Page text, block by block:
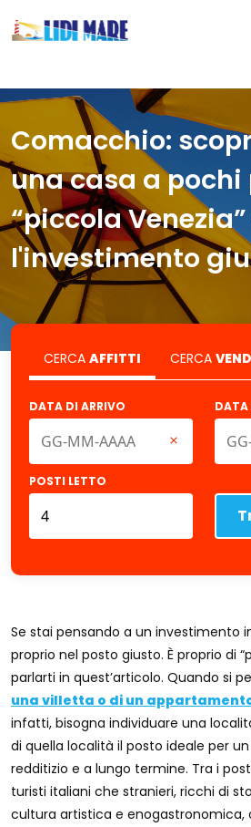
Comacchio:
una casa a
“piccola Venezia”
l'investimento
CERCA AFFITTI CERCA
DATA DI ARRIVO DATA
POSTI LETTO
Se stai pensando a un investimento
proprio nel posto giusto. È proprio di
parlarti in quest’articolo. Quando si
una villetta o di un
infatti, bisogna individuare una
di quella località il posto ideale per
redditizio e a lungo termine. Tra i
turisti italiani che stranieri, ricchi di
cultura artistica e enogastronomica,